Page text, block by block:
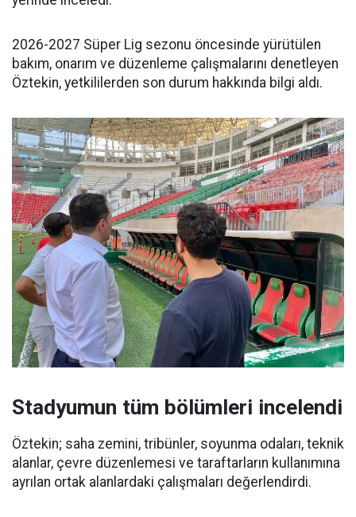
2026-2027 Süper Lig sezonu öncesinde yürütülen
bakım, onarım ve düzenleme çalışmalarını denetleyen
Öztekin, yetkililerden son durum hakkında bilgi aldı.
Stadyumun tüm bölümleri incelendi
Öztekin; saha zemini, tribünler, soyunma odaları, teknik
alanlar, çevre düzenlemesi ve taraftarların kullanımına
ayrılan ortak alanlardaki çalışmaları değerlendirdi.